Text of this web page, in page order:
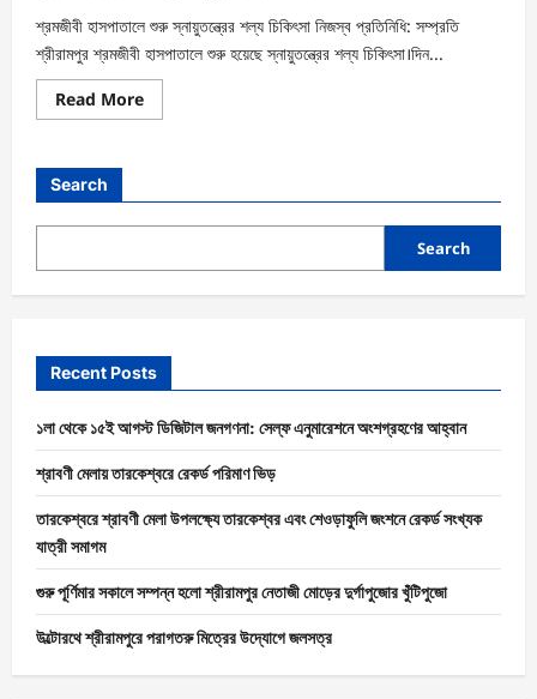
শ্রমজীবী হাসপাতালে শুরু স্নায়ুতন্ত্রের শল্য চিকিৎসা নিজস্ব প্রতিনিধি: সম্প্রতি
শ্রীরামপুর শ্রমজীবী হাসপাতালে শুরু হয়েছে স্নায়ুতন্ত্রের শল্য চিকিৎসা।দিন...
Read More
Search
Search
Recent Posts
১লা থেকে ১৫ই আগস্ট ডিজিটাল জনগণনা: সেল্ফ এনুমারেশনে অংশগ্রহণের আহ্বান
শ্রাবণী মেলায় তারকেশ্বরে রেকর্ড পরিমাণ ভিড়
তারকেশ্বরে শ্রাবণী মেলা উপলক্ষ্যে তারকেশ্বর এবং শেওড়াফুলি জংশনে রেকর্ড সংখ্যক
যাত্রী সমাগম
গুরু পূর্ণিমার সকালে সম্পন্ন হলো শ্রীরামপুর নেতাজী মোড়ের দুর্গাপুজোর খুঁটিপুজো
উল্টোরথে শ্রীরামপুরে পরাগতরু মিত্রের উদ্যোগে জলসত্র